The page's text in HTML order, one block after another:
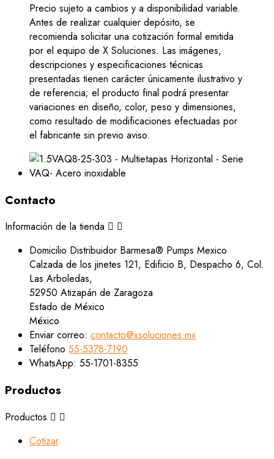
Precio sujeto a cambios y a disponibilidad variable.
Antes de realizar cualquier depósito, se
recomienda solicitar una cotización formal emitida
por el equipo de X Soluciones. Las imágenes,
descripciones y especificaciones técnicas
presentadas tienen carácter únicamente ilustrativo y
de referencia; el producto final podrá presentar
variaciones en diseño, color, peso y dimensiones,
como resultado de modificaciones efectuadas por
el fabricante sin previo aviso.
Contacto
Información de la tienda  
Domicilio Distribuidor Barmesa® Pumps Mexico
Calzada de los jinetes 121, Edificio B, Despacho 6, Col.
Las Arboledas,
52950 Atizapán de Zaragoza
Estado de México
México
Enviar correo: contacto@xsoluciones.mx
Teléfono 55-5378-7190
WhatsApp: 55-1701-8355
Productos
Productos  
Cotizar